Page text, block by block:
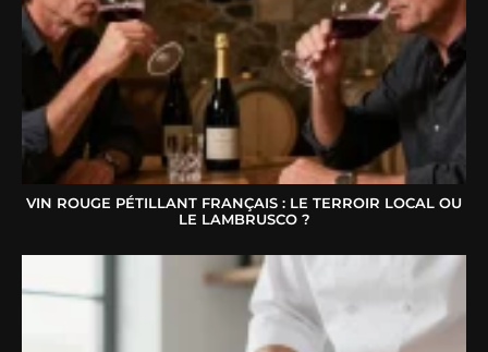
VIN ROUGE PÉTILLANT FRANÇAIS : LE TERROIR LOCAL OU
LE LAMBRUSCO ?